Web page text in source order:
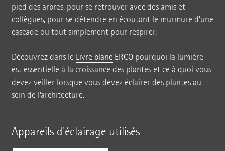
pied des arbres, pour se retrouver avec des amis et
collègues, pour se détendre en écoutant le murmure d’une
cascade ou tout simplement pour respirer.
Découvrez dans le Livre blanc ERCOpourquoi la lumière
est essentielle à la croissance des plantes et ce à quoi vous
devez veiller lorsque vous devez éclairer des plantes au
sein de l’architecture.
Appareils d'éclairage utilisés